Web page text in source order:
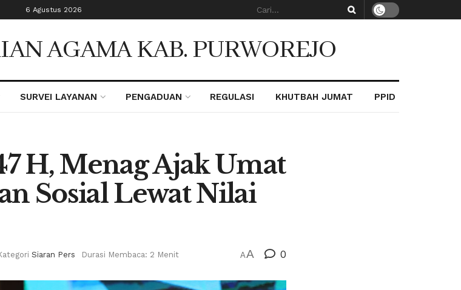
6 Agustus 2026
AGAMA KAB. PURWOREJO
SURVEI LAYANAN PENGADUAN REGULASI KHUTBAH JUMAT PPID
H, Menag Ajak Umat
Sosial Lewat Nilai
Siaran Pers Durasi Membaca: 2 Menit AA 0